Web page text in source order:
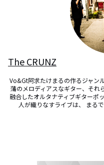
The CRUNZ
Vo&Gt阿求たけまるの作るジャン
蒲のメロディアスなギター、それ
融合したオルタナティブギターポ
人が織りなすライブは、 まる